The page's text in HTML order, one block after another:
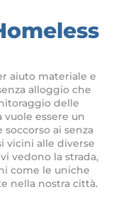
aiuto materiale e
alloggio che
delle
vuole essere un
ai senza
vicini alle diverse
vedono la strada,
come le uniche
nella nostra città.